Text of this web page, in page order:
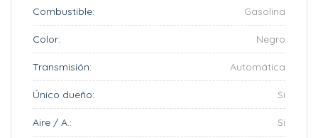
Combustible: Gasolina
Color: Negro
Transmisión: Automática
Único dueño: Si
Aire / A.: Si